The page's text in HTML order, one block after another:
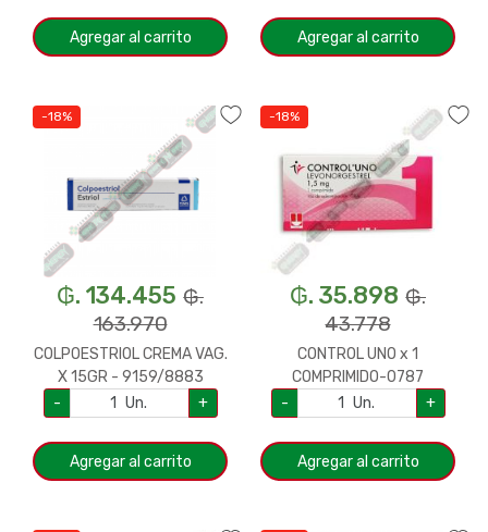
Agregar al carrito Agregar al carrito
-18%
₲. 134.455 ₲.
163.970
COLPOESTRIOL CREMA VAG.
X 15GR - 9159/8883
-
Un. +
Agregar al carrito
-18%
₲. 35.898 ₲.
43.778
CONTROL UNO x 1
COMPRIMIDO-0787
-
Un. +
Agregar al carrito